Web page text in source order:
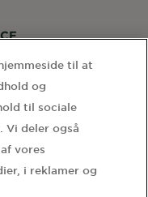
til at
og
til sociale
Vi deler også
vores
i reklamer og